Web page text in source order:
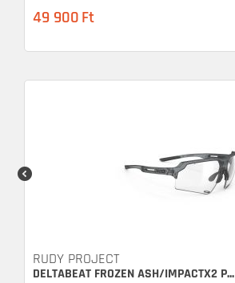
49 900 Ft
RUDY PROJECT
DELTABEAT FROZEN ASH/IMPACTX2 P...